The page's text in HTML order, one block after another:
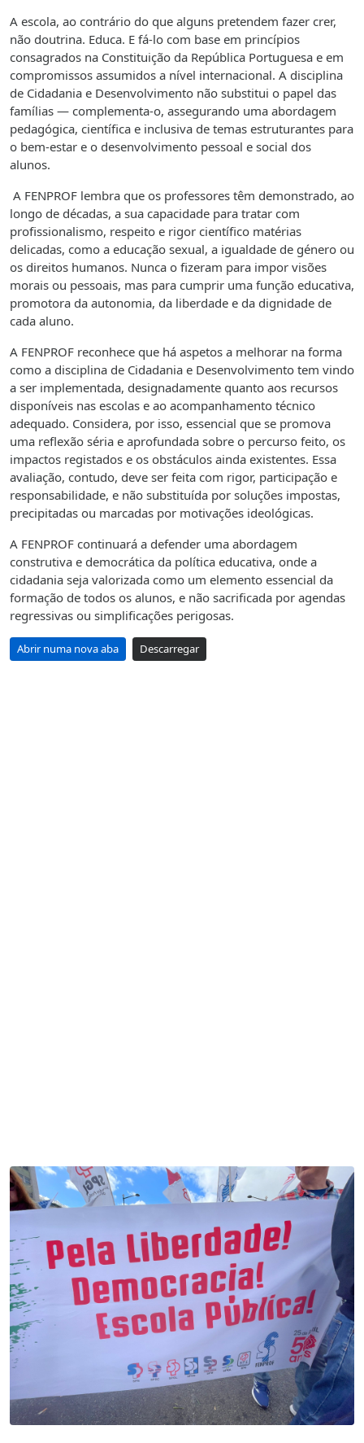
A escola, ao contrário do que alguns pretendem fazer crer,
não doutrina. Educa. E fá-lo com base em princípios
consagrados na Constituição da República Portuguesa e em
compromissos assumidos a nível internacional. A disciplina
de Cidadania e Desenvolvimento não substitui o papel das
famílias — complementa-o, assegurando uma abordagem
pedagógica, científica e inclusiva de temas estruturantes para
o bem-estar e o desenvolvimento pessoal e social dos
alunos.
A FENPROF lembra que os professores têm demonstrado, ao
longo de décadas, a sua capacidade para tratar com
profissionalismo, respeito e rigor científico matérias
delicadas, como a educação sexual, a igualdade de género ou
os direitos humanos. Nunca o fizeram para impor visões
morais ou pessoais, mas para cumprir uma função educativa,
promotora da autonomia, da liberdade e da dignidade de
cada aluno.
A FENPROF reconhece que há aspetos a melhorar na forma
como a disciplina de Cidadania e Desenvolvimento tem vindo
a ser implementada, designadamente quanto aos recursos
disponíveis nas escolas e ao acompanhamento técnico
adequado. Considera, por isso, essencial que se promova
uma reflexão séria e aprofundada sobre o percurso feito, os
impactos registados e os obstáculos ainda existentes. Essa
avaliação, contudo, deve ser feita com rigor, participação e
responsabilidade, e não substituída por soluções impostas,
precipitadas ou marcadas por motivações ideológicas.
A FENPROF continuará a defender uma abordagem
construtiva e democrática da política educativa, onde a
cidadania seja valorizada como um elemento essencial da
formação de todos os alunos, e não sacrificada por agendas
regressivas ou simplificações perigosas.
Abrir numa nova aba Descarregar